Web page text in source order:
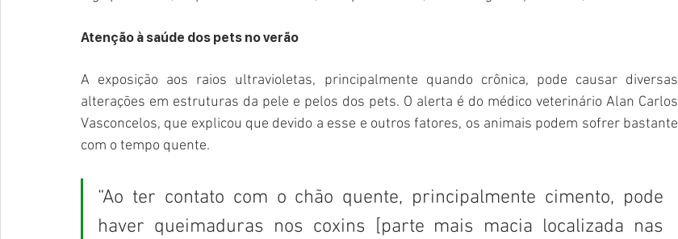
Atenção à saúde dos pets no verão
A exposição aos raios ultravioletas, principalmente quando crônica, pode causar diversas
alterações em estruturas da pele e pelos dos pets. O alerta é do médico veterinário Alan Carlos
Vasconcelos, que explicou que devido a esse e outros fatores, os animais podem sofrer bastante
com o tempo quente.
“Ao ter contato com o chão quente, principalmente cimento, pode
haver queimaduras nos coxins [parte mais macia localizada nas